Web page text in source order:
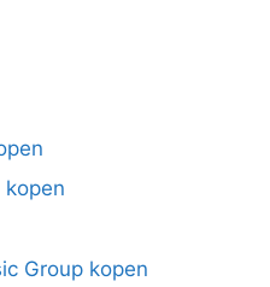
Group kopen